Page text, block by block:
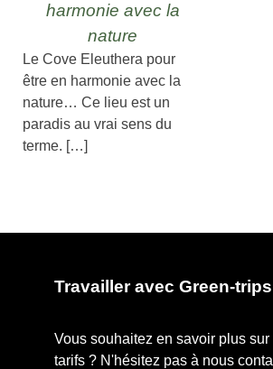
harmonie avec la
nature
Le Cove Eleuthera pour
être en harmonie avec la
nature… Ce lieu est un
paradis au vrai sens du
terme. […]
Travailler avec Green-trips
Vous souhaitez en savoir plus sur
tarifs ? N'hésitez pas à nous